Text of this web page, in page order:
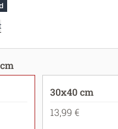
30x40 cm
13,99 €